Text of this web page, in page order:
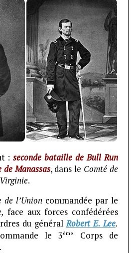
:seconde bataille de Bull Run
Manassas, dans le Comté de
Virginie.
de l’Union commandée par le
face aux forces confédérées
du généralRobert E. Lee.
le 3ème
Corps de